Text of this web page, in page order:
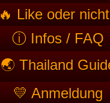
🔥 Like oder
ⓘ Infos / FAQ
🌏 Thailand
💛 Anmeldung